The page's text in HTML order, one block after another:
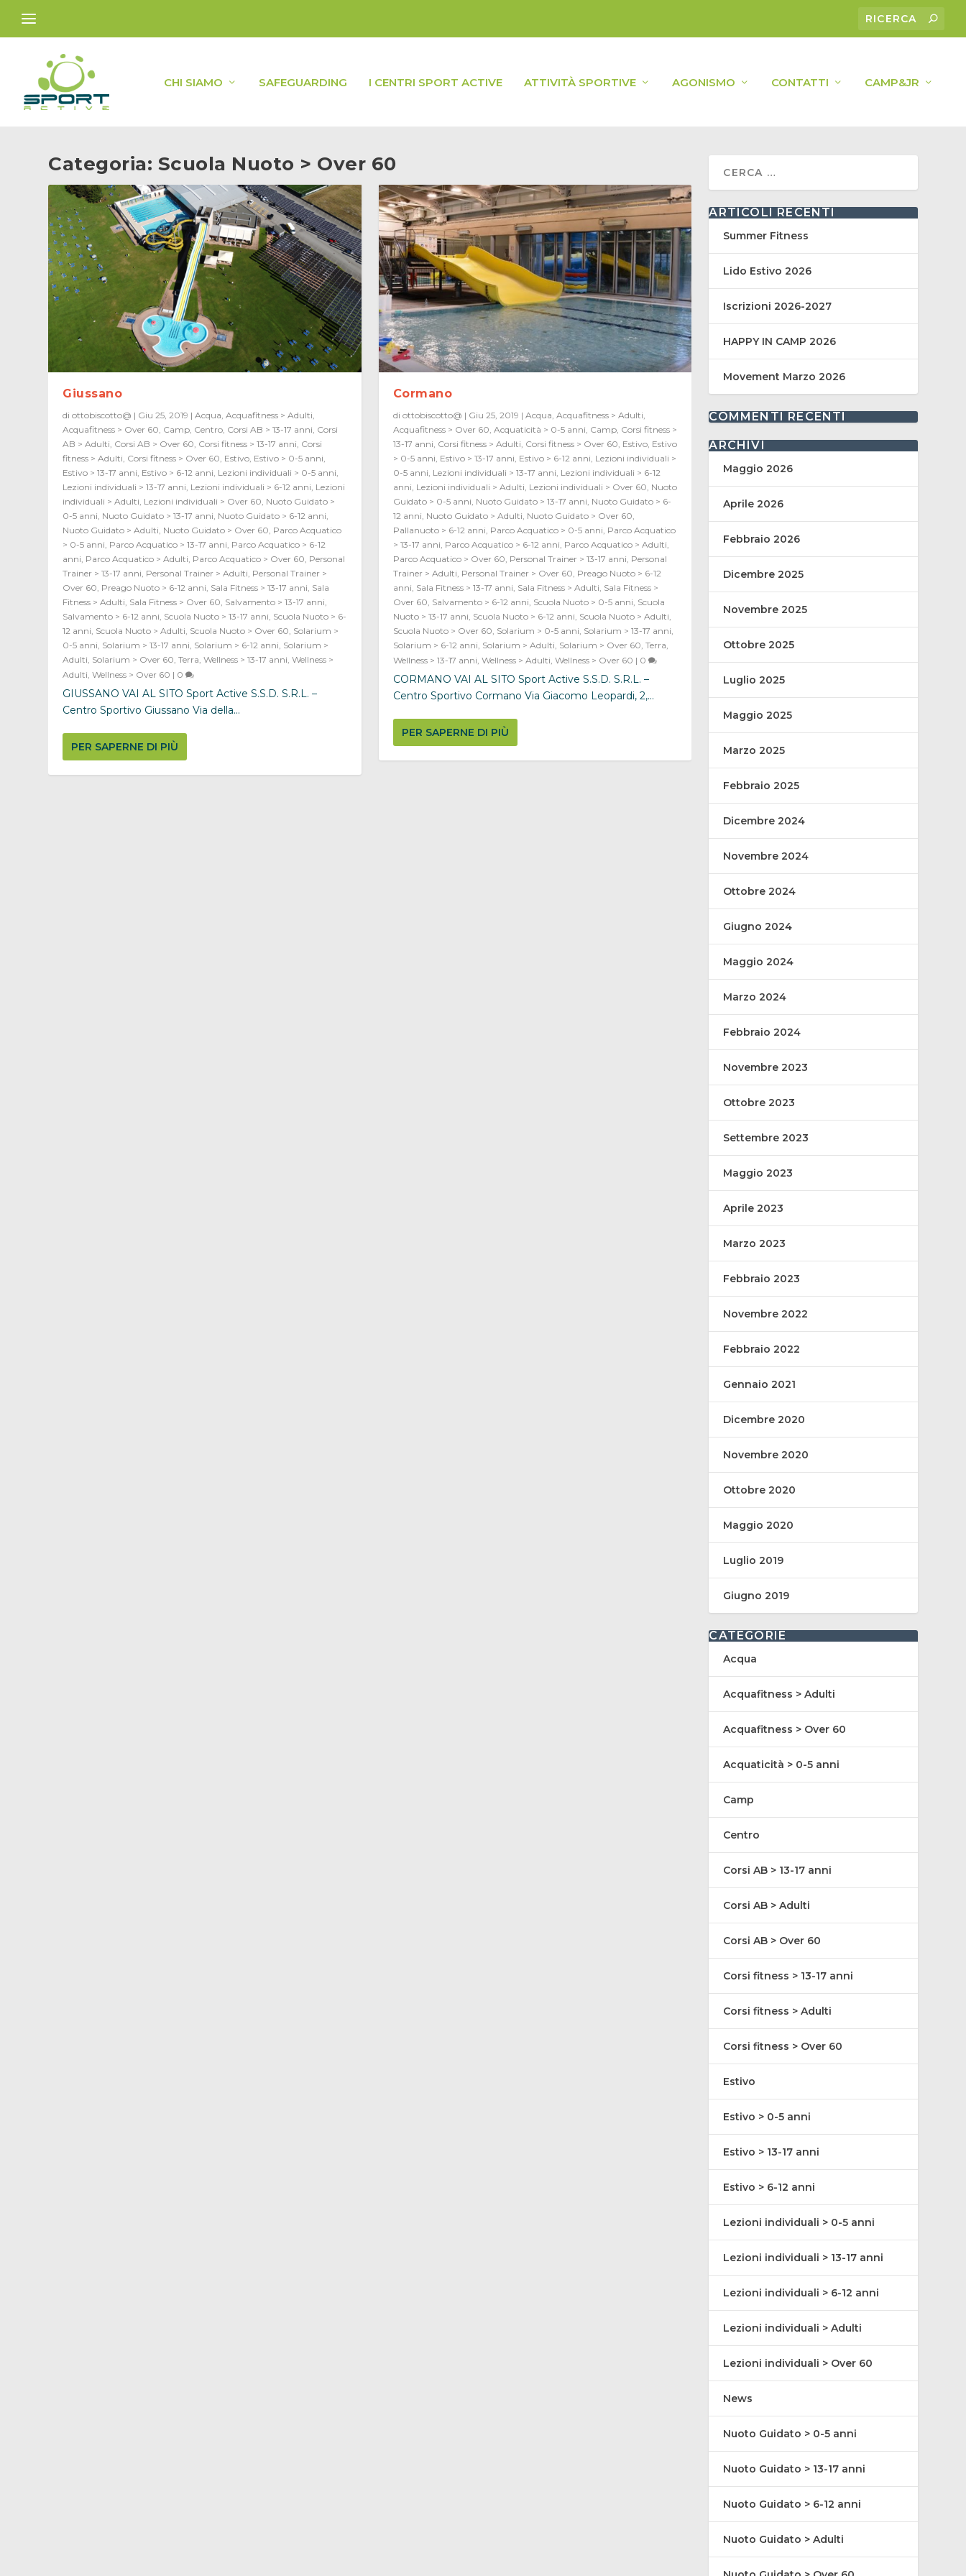
CHI SIAMO SAFEGUARDING I CENTRI SPORT ACTIVE ATTIVITÀ SPORTIVE AGONISMO CONTATTI CAMP&JR
Categoria: Scuola Nuoto > Over 60
Giussano
diottobiscotto@ | Giu 25, 2019 |Acqua,Acquafitness > Adulti,
Acquafitness > Over 60, Camp, Centro, Corsi AB > 13-17 anni, Corsi
AB > Adulti, Corsi AB > Over 60, Corsi fitness > 13-17 anni, Corsi
fitness > Adulti, Corsi fitness > Over 60, Estivo, Estivo > 0-5 anni,
Estivo > 13-17 anni, Estivo > 6-12 anni, Lezioni individuali > 0-5 anni,
Lezioni individuali > 13-17 anni, Lezioni individuali > 6-12 anni, Lezioni
individuali > Adulti, Lezioni individuali > Over 60, Nuoto Guidato >
0-5 anni, Nuoto Guidato > 13-17 anni, Nuoto Guidato > 6-12 anni,
Nuoto Guidato > Adulti, Nuoto Guidato > Over 60, Parco Acquatico
> 0-5 anni, Parco Acquatico > 13-17 anni, Parco Acquatico > 6-12
anni, Parco Acquatico > Adulti, Parco Acquatico > Over 60, Personal
Trainer > 13-17 anni, Personal Trainer > Adulti, Personal Trainer >
Over 60, Preago Nuoto > 6-12 anni, Sala Fitness > 13-17 anni, Sala
Fitness > Adulti, Sala Fitness > Over 60, Salvamento > 13-17 anni,
Salvamento > 6-12 anni, Scuola Nuoto > 13-17 anni, Scuola Nuoto > 6-
12 anni, Scuola Nuoto > Adulti, Scuola Nuoto > Over 60, Solarium >
0-5 anni, Solarium > 13-17 anni, Solarium > 6-12 anni, Solarium >
Adulti, Solarium > Over 60,Terra,Wellness > 13-17 anni,Wellness >
Adulti,Wellness > Over 60 | 0
GIUSSANO VAI AL SITO Sport Active S.S.D. S.R.L. –
Centro Sportivo Giussano Via della...
PER SAPERNE DI PIÙ
Cormano
di ottobiscotto@ | Giu 25, 2019 | Acqua, Acquafitness > Adulti,
Acquafitness > Over 60, Acquaticità > 0-5 anni, Camp, Corsi fitness >
13-17 anni, Corsi fitness > Adulti, Corsi fitness > Over 60, Estivo, Estivo
> 0-5 anni, Estivo > 13-17 anni, Estivo > 6-12 anni, Lezioni individuali >
0-5 anni, Lezioni individuali > 13-17 anni, Lezioni individuali > 6-12
anni, Lezioni individuali > Adulti, Lezioni individuali > Over 60, Nuoto
Guidato > 0-5 anni, Nuoto Guidato > 13-17 anni, Nuoto Guidato > 6-
12 anni, Nuoto Guidato > Adulti, Nuoto Guidato > Over 60,
Pallanuoto > 6-12 anni, Parco Acquatico > 0-5 anni, Parco Acquatico
> 13-17 anni, Parco Acquatico > 6-12 anni, Parco Acquatico > Adulti,
Parco Acquatico > Over 60, Personal Trainer > 13-17 anni, Personal
Trainer > Adulti, Personal Trainer > Over 60, Preago Nuoto > 6-12
anni, Sala Fitness > 13-17 anni, Sala Fitness > Adulti, Sala Fitness >
Over 60, Salvamento > 6-12 anni, Scuola Nuoto > 0-5 anni, Scuola
Nuoto > 13-17 anni, Scuola Nuoto > 6-12 anni, Scuola Nuoto > Adulti,
Scuola Nuoto > Over 60, Solarium > 0-5 anni, Solarium > 13-17 anni,
Solarium > 6-12 anni, Solarium > Adulti, Solarium > Over 60, Terra,
Wellness > 13-17 anni, Wellness > Adulti, Wellness > Over 60 | 0
CORMANO VAI AL SITO Sport Active S.S.D. S.R.L. –
Centro Sportivo Cormano Via Giacomo Leopardi, 2,...
PER SAPERNE DI PIÙ
ARTICOLI RECENTI
Summer Fitness
Lido Estivo 2026
Iscrizioni 2026-2027
HAPPY IN CAMP 2026
Movement Marzo 2026
COMMENTI RECENTI
ARCHIVI
Maggio 2026
Aprile 2026
Febbraio 2026
Dicembre 2025
Novembre 2025
Ottobre 2025
Luglio 2025
Maggio 2025
Marzo 2025
Febbraio 2025
Dicembre 2024
Novembre 2024
Ottobre 2024
Giugno 2024
Maggio 2024
Marzo 2024
Febbraio 2024
Novembre 2023
Ottobre 2023
Settembre 2023
Maggio 2023
Aprile 2023
Marzo 2023
Febbraio 2023
Novembre 2022
Febbraio 2022
Gennaio 2021
Dicembre 2020
Novembre 2020
Ottobre 2020
Maggio 2020
Luglio 2019
Giugno 2019
CATEGORIE
Acqua
Acquafitness > Adulti
Acquafitness > Over 60
Acquaticità > 0-5 anni
Camp
Centro
Corsi AB > 13-17 anni
Corsi AB > Adulti
Corsi AB > Over 60
Corsi fitness > 13-17 anni
Corsi fitness > Adulti
Corsi fitness > Over 60
Estivo
Estivo > 0-5 anni
Estivo > 13-17 anni
Estivo > 6-12 anni
Lezioni individuali > 0-5 anni
Lezioni individuali > 13-17 anni
Lezioni individuali > 6-12 anni
Lezioni individuali > Adulti
Lezioni individuali > Over 60
News
Nuoto Guidato > 0-5 anni
Nuoto Guidato > 13-17 anni
Nuoto Guidato > 6-12 anni
Nuoto Guidato > Adulti